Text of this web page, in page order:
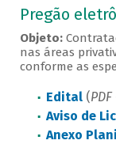
Pregão
Objeto:
nas áreas
conforme as
Edital(
Aviso de
Anexo